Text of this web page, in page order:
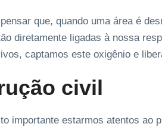
que, quando uma área é
diretamente ligadas à nossa
captamos este oxigênio e
civil
importante estarmos atentos ao